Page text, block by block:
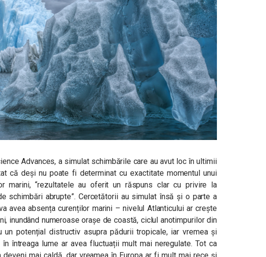
Advances, a simulat schimbările care au avut loc în ultimii
că deși nu poate fi determinat cu exactitate momentul unui
marini, “rezultatele au oferit un răspuns clar cu privire la
schimbări abrupte”. Cercetătorii au simulat însă și o parte a
avea absența curenților marini – nivelul Atlanticului ar crește
inundând numeroase orașe de coastă, ciclul anotimpurilor din
un potențial distructiv asupra pădurii tropicale, iar vremea și
întreaga lume ar avea fluctuații mult mai neregulate. Tot ca